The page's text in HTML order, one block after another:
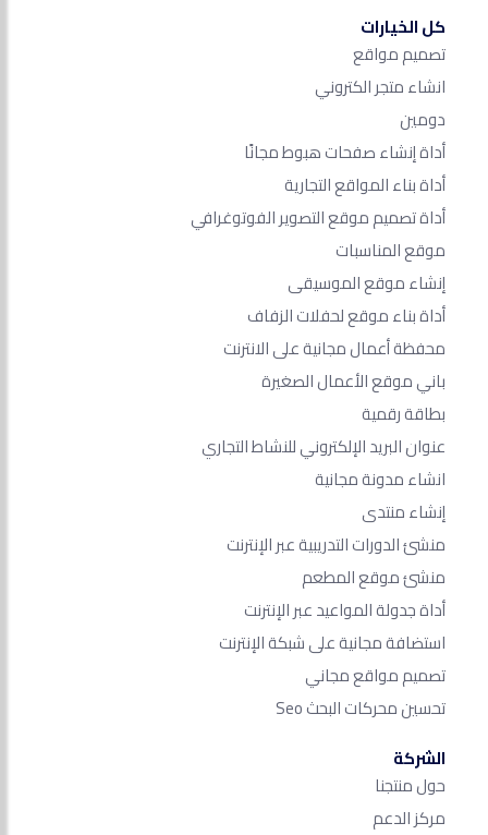
كل الخيارات
تصميم مواقع
انشاء متجر الكتروني
دومين
أداة إنشاء صفحات هبوط مجانًا
أداة بناء المواقع التجارية
أداة تصميم موقع التصوير الفوتوغرافي
موقع المناسبات
إنشاء موقع الموسيقى
أداة بناء موقع لحفلات الزفاف
محفظة أعمال مجانية على الانترنت
باني موقع الأعمال الصغيرة
بطاقة رقمية
عنوان البريد الإلكتروني للنشاط التجاري
انشاء مدونة مجانية
إنشاء منتدى
منشئ الدورات التدريبية عبر الإنترنت
منشئ موقع المطعم
أداة جدولة المواعيد عبر الإنترنت
استضافة مجانية على شبكة الإنترنت
تصميم مواقع مجاني
تحسين محركات البحث Seo​
الشركة
حول منتجنا
مركز الدعم